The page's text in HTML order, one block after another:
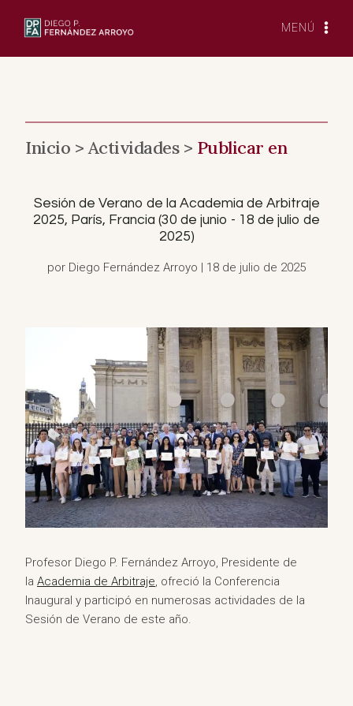
MENÚ
Inicio >Actividades > Publicar en
Sesión de Verano de la Academia de Arbitraje
2025, París, Francia (30 de junio - 18 de julio de
2025)
por Diego Fernández Arroyo | 18 de julio de 2025
Profesor Diego P. Fernández Arroyo, Presidente de
la Academia de Arbitraje, ofreció la Conferencia
Inaugural y participó en numerosas actividades de la
Sesión de Verano de este año.